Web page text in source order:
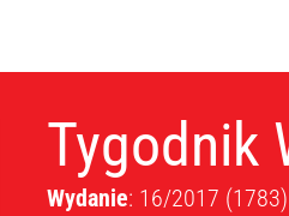
Tygodnik
Wydanie: 16/2017 (1783)